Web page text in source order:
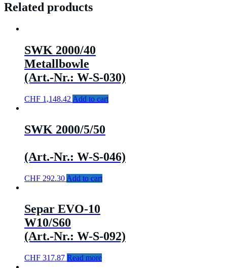
Related products
SWK 2000/40
Metallbowle
(Art.-Nr.: W-S-030)
CHF 1,148.42 Add to cart
SWK 2000/5/50
(Art.-Nr.: W-S-046)
CHF 292.30 Add to cart
Separ EVO-10
W10/S60
(Art.-Nr.: W-S-092)
CHF 317.87 Read more